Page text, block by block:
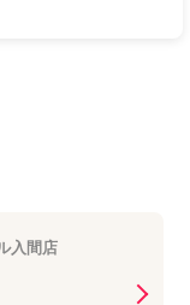
入間店